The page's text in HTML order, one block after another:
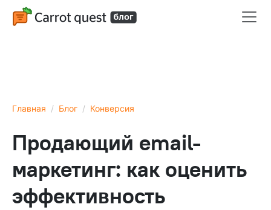
Главная Блог Конверсия
Продающий email-
маркетинг: как оценить
эффективность